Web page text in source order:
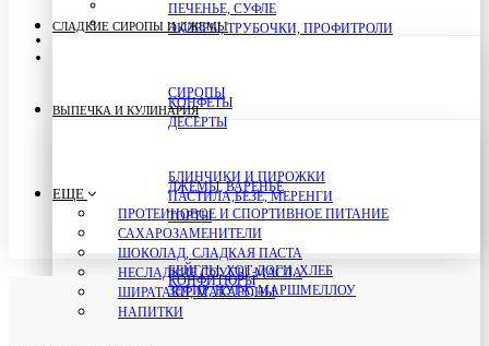
СОУСЫ
ШИРАТАКИ, МАКАРОНЫ
ЭКЛЕРЫ, ТРУБОЧКИ, ПРОФИТРОЛИ
ДЕСЕРТЫ
ТОРТЫ
ПЕЧЕНЬЕ, СУФЛЕ
КОНФЕТЫ
ПАСТИЛА,БЕЗЕ, МЕРЕНГИ
ЗЕФИР, НУГА, МАРШМЕЛЛОУ
СЛАДКИЕ СИРОПЫ И ДЖЕМЫ
СИРОПЫ
ДЖЕМЫ, ВАРЕНЬЕ
КОНФИТЮРЫ
ВЫПЕЧКА И КУЛИНАРИЯ
БЛИНЧИКИ И ПИРОЖКИ
БЕЙГЛЫ, ХОТ-ДОГИ, ХЛЕБ
ЕЩЕ
ПРОТЕИНОВОЕ И СПОРТИВНОЕ ПИТАНИЕ
САХАРОЗАМЕНИТЕЛИ
ШОКОЛАД, СЛАДКАЯ ПАСТА
НЕСЛАДКИЕ СОУСЫ, МАСЛА
ШИРАТАКИ, МАКАРОНЫ
НАПИТКИ